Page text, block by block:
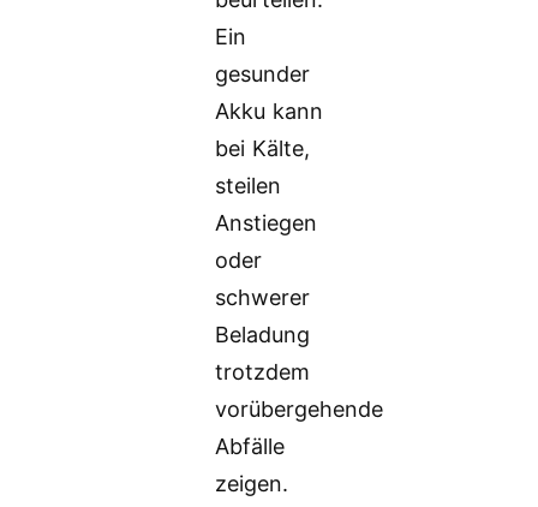
Ein
gesunder
Akku kann
bei Kälte,
steilen
Anstiegen
oder
schwerer
Beladung
trotzdem
vorübergehende
Abfälle
zeigen.